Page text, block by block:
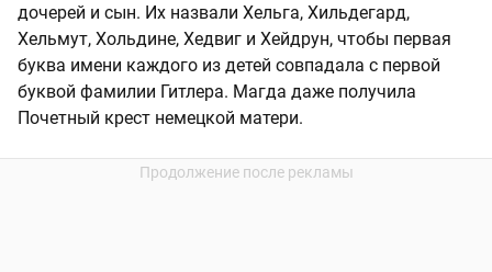
дочерей и сын. Их назвали Хельга, Хильдегард,
Хельмут, Хольдине, Хедвиг и Хейдрун, чтобы первая
буква имени каждого из детей совпадала с первой
буквой фамилии Гитлера. Магда даже получила
Почетный крест немецкой матери.